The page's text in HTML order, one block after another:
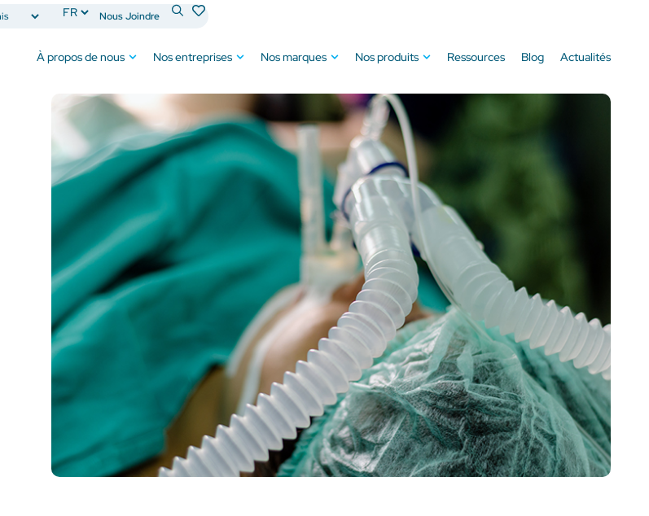
Nous Joindre
À propos de nous Nos entreprises Nos marques Nos produits Ressources Blog Actualités